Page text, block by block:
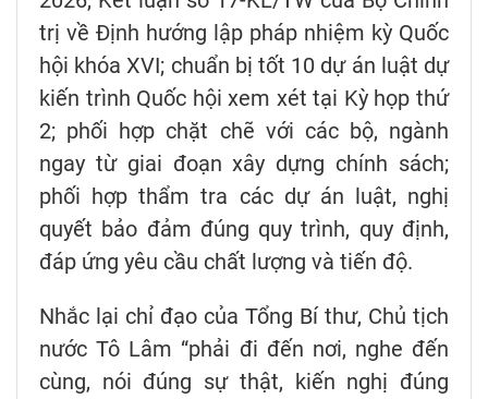
trị về Định hướng lập pháp nhiệm kỳ Quốc
hội khóa XVI; chuẩn bị tốt 10 dự án luật dự
kiến trình Quốc hội xem xét tại Kỳ họp thứ
2; phối hợp chặt chẽ với các bộ, ngành
ngay từ giai đoạn xây dựng chính sách;
phối hợp thẩm tra các dự án luật, nghị
quyết bảo đảm đúng quy trình, quy định,
đáp ứng yêu cầu chất lượng và tiến độ.
Nhắc lại chỉ đạo của Tổng Bí thư, Chủ tịch
nước Tô Lâm “phải đi đến nơi, nghe đến
cùng, nói đúng sự thật, kiến nghị đúng